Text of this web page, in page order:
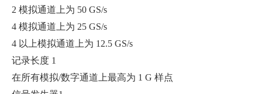
2 模拟通道上为 50 GS/s
4 模拟通道上为 25 GS/s
4 以上模拟通道上为 12.5 GS/s
记录长度 1
在所有模拟/数字通道上最高为 1 G 样点